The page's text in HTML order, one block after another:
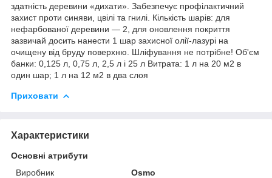
здатність деревини «дихати». Забезпечує профілактичний
захист проти синяви, цвілі та гнилі. Кількість шарів: для
нефарбованої деревини — 2, для оновлення покриття
зазвичай досить нанести 1 шар захисної олії-лазурі на
очищену від бруду поверхню. Шліфування не потрібне! Об'єм
банки: 0,125 л, 0,75 л, 2,5 л і 25 л Витрата: 1 л на 20 м2 в
один шар; 1 л на 12 м2 в два слоя
Приховати
Характеристики
Основні атрибути
Виробник
Osmo